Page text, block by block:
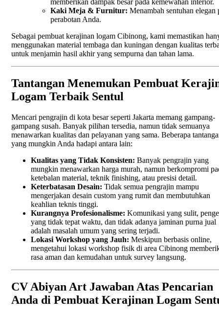
memberikan dampak besar pada kemewahan interior.
Kaki Meja & Furnitur: Menambah sentuhan elegan
perabotan Anda.
Sebagai pembuat kerajinan logam Cibinong, kami memastikan
menggunakan material tembaga dan kuningan dengan kualitas
untuk menjamin hasil akhir yang sempurna dan tahan lama.
Tantangan Menemukan Pembuat
Logam Terbaik Sentul
Mencari pengrajin di kota besar seperti Jakarta memang gampang-
gampang susah. Banyak pilihan tersedia, namun tidak semuanya
menawarkan kualitas dan pelayanan yang sama. Beberapa
yang mungkin Anda hadapi antara lain:
Kualitas yang Tidak Konsisten: Banyak pengrajin yang
mungkin menawarkan harga murah, namun berkompromi
ketebalan material, teknik finishing, atau presisi detail.
Keterbatasan Desain: Tidak semua pengrajin mampu
mengerjakan desain custom yang rumit dan membutuhkan
keahlian teknis tinggi.
Kurangnya Profesionalisme: Komunikasi yang sulit,
yang tidak tepat waktu, dan tidak adanya jaminan purna jual
adalah masalah umum yang sering terjadi.
Lokasi Workshop yang Jauh: Meskipun berbasis online,
mengetahui lokasi workshop fisik di area Cibinong
rasa aman dan kemudahan untuk survey langsung.
CV Abiyan Art Jawaban Atas Pencarian
Anda di Pembuat Kerajinan Logam